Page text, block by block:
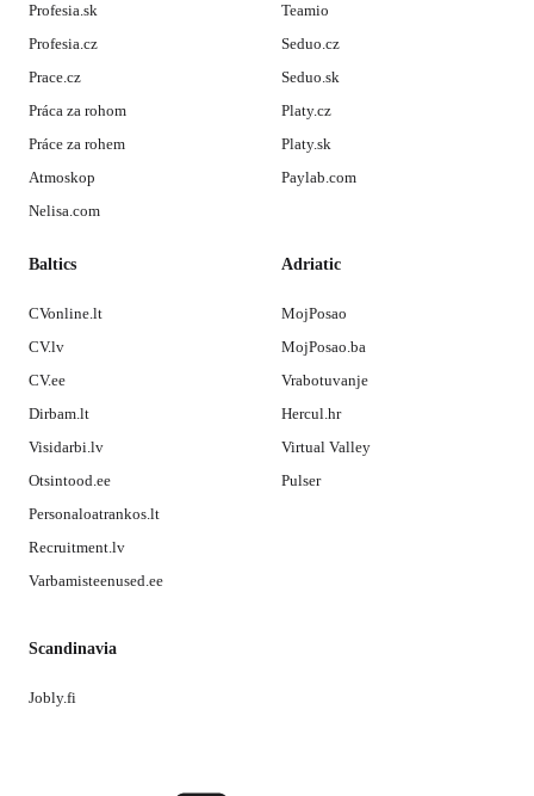
Profesia.sk
Profesia.cz
Prace.cz
Práca za rohom
Práce za rohem
Atmoskop
Nelisa.com
Teamio
Seduo.cz
Seduo.sk
Platy.cz
Platy.sk
Paylab.com
Baltics
CVonline.lt
CV.lv
CV.ee
Dirbam.lt
Visidarbi.lv
Otsintood.ee
Personaloatrankos.lt
Recruitment.lv
Varbamisteenused.ee
Adriatic
MojPosao
MojPosao.ba
Vrabotuvanje
Hercul.hr
Virtual Valley
Pulser
Scandinavia
Jobly.fi